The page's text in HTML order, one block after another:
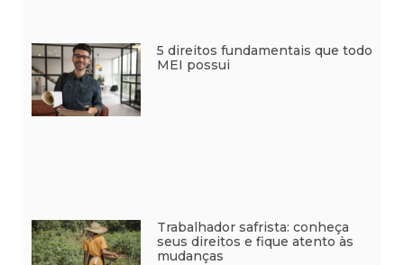
5 direitos fundamentais que todo
MEI possui
Trabalhador safrista: conheça
seus direitos e fique atento às
mudanças